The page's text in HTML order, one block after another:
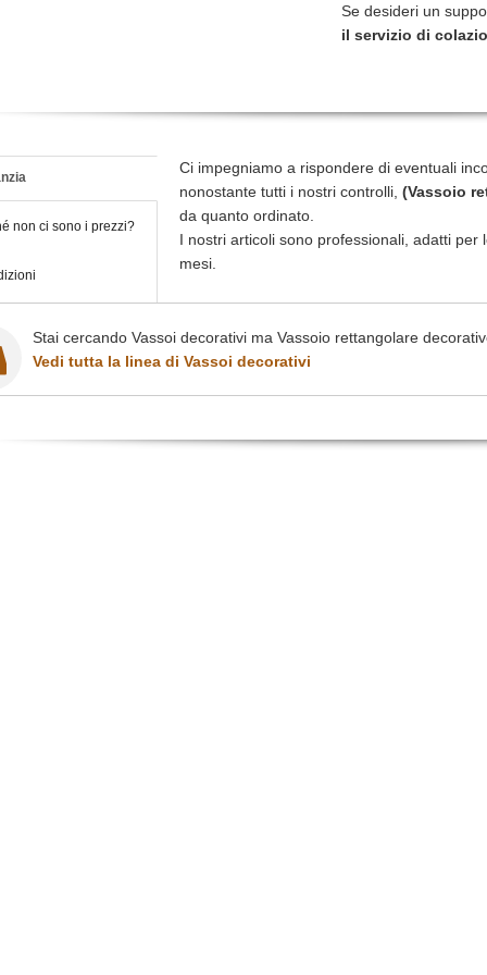
Se desideri un
il servizio di
non ci sono i prezzi?
Ci impegniamo a rispondere di eventuali
nonostante tutti i nostri controlli, (Vassoio
da quanto ordinato.
I nostri articoli sono professionali, adatti
mesi.
Stai cercando Vassoi decorativi ma Vassoio rettangolare
Vedi tutta la linea di Vassoi decorativi